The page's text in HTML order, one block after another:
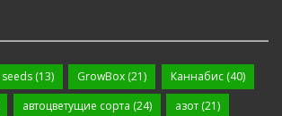
(13) GrowBox (21) Каннабис(40)
автоцветущие сорта (24) азот (21)